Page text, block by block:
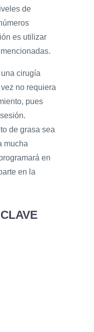
de
es utilizar
cirugía
no requiera
pues
de grasa sea
mucha
en
en la